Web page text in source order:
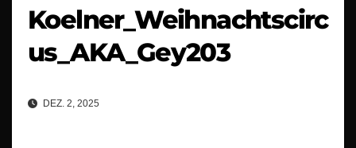
Koelner_Weihnachtscirc
us_AKA_Gey203
DEZ. 2, 2025